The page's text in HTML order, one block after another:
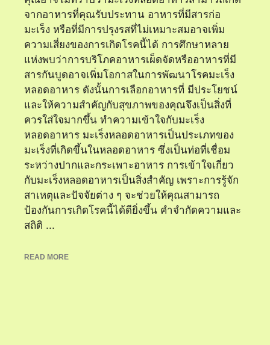
จากอาหารที่คุณรับประทาน อาหารที่มีสารก่อ
มะเร็ง หรือที่มีการปรุงรสที่ไม่เหมาะสมอาจเพิ่ม
ความเสี่ยงของการเกิดโรคนี้ได้ การศึกษาหลาย
แห่งพบว่าการบริโภคอาหารเผ็ดจัดหรืออาหารที่มี
สารกันบูดอาจเพิ่มโอกาสในการพัฒนาโรคมะเร็ง
หลอดอาหาร ดังนั้นการเลือกอาหารที่ มีประโยชน์
และให้ความสำคัญกับสุขภาพของคุณจึงเป็นสิ่งที่
ควรใส่ใจมากขึ้น ทำความเข้าใจกับมะเร็ง
หลอดอาหาร มะเร็งหลอดอาหารเป็นประเภทของ
มะเร็งที่เกิดขึ้นในหลอดอาหาร ซึ่งเป็นท่อที่เชื่อม
ระหว่างปากและกระเพาะอาหาร การเข้าใจเกี่ยว
กับมะเร็งหลอดอาหารเป็นสิ่งสำคัญ เพราะการรู้จัก
สาเหตุและปัจจัยต่าง ๆ จะช่วยให้คุณสามารถ
ป้องกันการเกิดโรคนี้ได้ดียิ่งขึ้น คำจำกัดความและ
สถิติ ...
READ MORE